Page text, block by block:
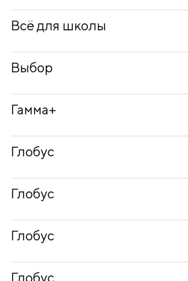
Всё для школы
Выбор
Гамма+
Глобус
Глобус
Глобус
Глобус